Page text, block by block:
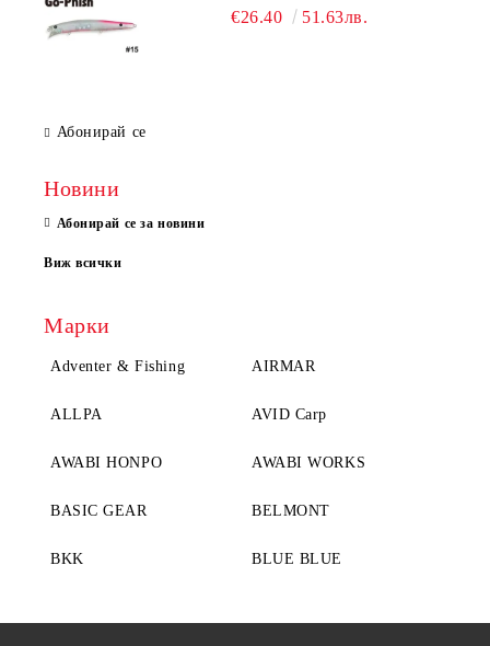
€26.40 51.63лв.
Абонирай се
Новини
Абонирай се за новини
Виж всички
Марки
Adventer & Fishing AIRMAR
ALLPA AVID Carp
AWABI HONPO AWABI WORKS
BASIC GEAR BELMONT
BKK BLUE BLUE